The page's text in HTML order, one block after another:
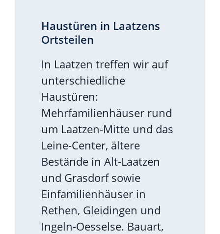
Haustüren in Laatzens
Ortsteilen
In Laatzen treffen wir auf
unterschiedliche
Haustüren:
Mehrfamilienhäuser rund
um Laatzen-Mitte und das
Leine-Center, ältere
Bestände in Alt-Laatzen
und Grasdorf sowie
Einfamilienhäuser in
Rethen, Gleidingen und
Ingeln-Oesselse. Bauart,